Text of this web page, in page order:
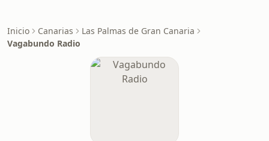
Inicio Canarias
Las Palmas de Gran Canaria
Vagabundo Radio